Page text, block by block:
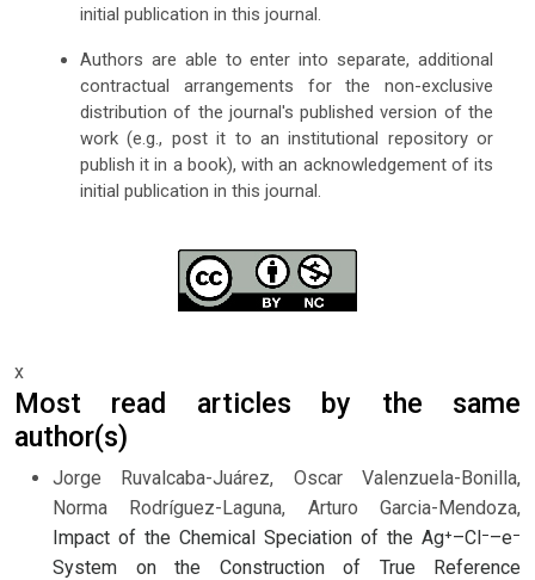
initial publication in this journal.
Authors are able to enter into separate, additional
contractual arrangements for the non-exclusive
distribution of the journal's published version of the
work (e.g., post it to an institutional repository or
publish it in a book), with an acknowledgement of its
initial publication in this journal.
x
Most read articles by the same
author(s)
Jorge Ruvalcaba-Juárez, Oscar Valenzuela-Bonilla,
Norma Rodríguez-Laguna, Arturo Garcia-Mendoza,
Impact of the Chemical Speciation of the Ag⁺–Cl⁻–e⁻
System on the Construction of True Reference